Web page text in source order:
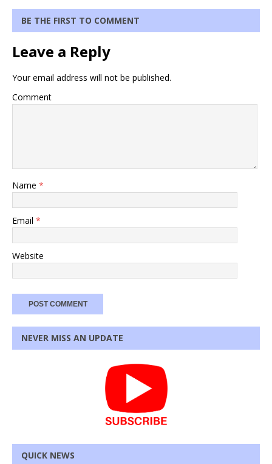
BE THE FIRST TO COMMENT
Leave a Reply
Your email address will not be published.
Comment
Name *
Email *
Website
NEVER MISS AN UPDATE
QUICK NEWS